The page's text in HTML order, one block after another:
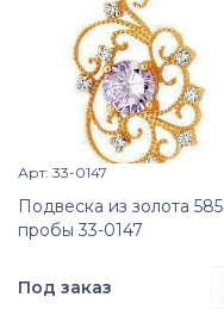
 Просмотр изделия
Арт: 33-0147
Подвеска из золота 585
пробы 33-0147
Под заказ